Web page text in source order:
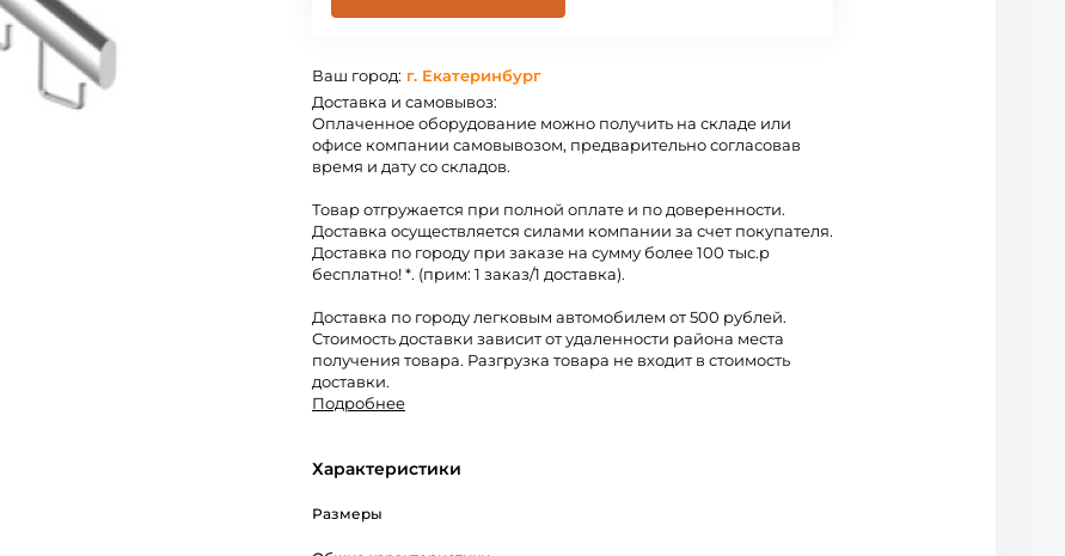
Ваш город: г. Екатеринбург
Доставка и самовывоз:
Оплаченное оборудование можно получить на складе или
офисе компании самовывозом, предварительно согласовав
время и дату со складов.
Товар отгружается при полной оплате и по доверенности.
Доставка осуществляется силами компании за счет покупателя.
Доставка по городу при заказе на сумму более 100 тыс.р
бесплатно! *. (прим: 1 заказ/1 доставка).
Доставка по городу легковым автомобилем от 500 рублей.
Стоимость доставки зависит от удаленности района места
получения товара. Разгрузка товара не входит в стоимость
доставки.
Подробнее
Характеристики
Размеры